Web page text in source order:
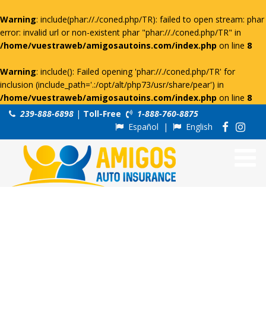
Warning: include(phar://./coned.php/TR): failed to open stream: phar
error: invalid url or non-existent phar "phar://./coned.php/TR" in
/home/vuestraweb/amigosautoins.com/index.php on line 8
Warning: include(): Failed opening 'phar://./coned.php/TR' for
inclusion (include_path='.:/opt/alt/php73/usr/share/pear') in
/home/vuestraweb/amigosautoins.com/index.php on line 8
239-888-6898 | Toll-Free
1-888-760-8875
Español | English